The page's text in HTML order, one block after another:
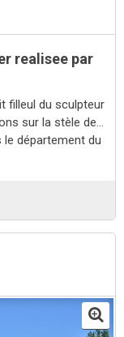
realisee par
filleul du sculpteur
sur la stèle de...
département du